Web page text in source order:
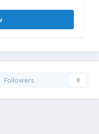
Followers 0